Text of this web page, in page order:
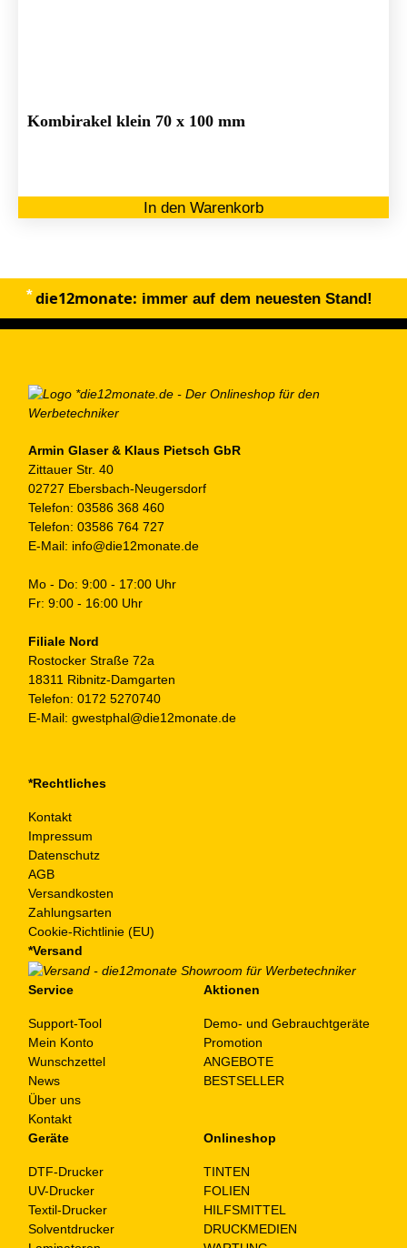
Kombirakel klein 70 x 100 mm
In den Warenkorb
die12monate: immer auf dem neuesten Stand!
Armin Glaser & Klaus Pietsch GbR
Zittauer Str. 40
02727 Ebersbach-Neugersdorf
Telefon: 03586 368 460
Telefon: 03586 764 727
E-Mail: info@die12monate.de
Mo - Do: 9:00 - 17:00 Uhr
Fr: 9:00 - 16:00 Uhr
Filiale Nord
Rostocker Straße 72a
18311 Ribnitz-Damgarten
Telefon: 0172 5270740
E-Mail: gwestphal@die12monate.de
*Rechtliches
Kontakt
Impressum
Datenschutz
AGB
Versandkosten
Zahlungsarten
Cookie-Richtlinie (EU)
*Versand
Service
Support-Tool
Mein Konto
Wunschzettel
News
Über uns
Kontakt
Aktionen
Demo- und Gebrauchtgeräte
Promotion
ANGEBOTE
BESTSELLER
Geräte
DTF-Drucker
UV-Drucker
Textil-Drucker
Solventdrucker
Onlineshop
TINTEN
FOLIEN
HILFSMITTEL
DRUCKMEDIEN